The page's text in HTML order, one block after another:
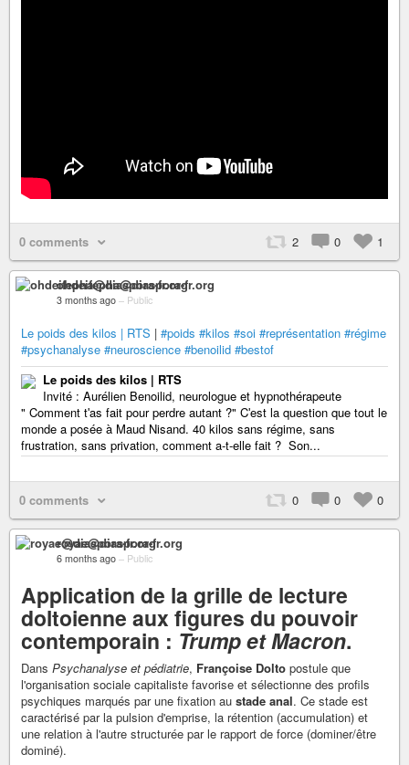
0 comments 2 0 1
ohdeifepha@diaspora-fr.org
3 months ago – Public
Le poids des kilos | RTS | #poids #kilos #soi #représentation #régime
#psychanalyse #neuroscience #benoilid #bestof
Le poids des kilos | RTS
Invité : Aurélien Benoilid, neurologue et hypnothérapeute
" Comment tʹas fait pour perdre autant ?" Cʹest la question que tout le
monde a posée à Maud Nisand. 40 kilos sans régime, sans
frustration, sans privation, comment a-t-elle fait ? Son...
0 comments 0 0 0
royae@diaspora-fr.org
6 months ago – Public
Application de la grille de lecture
doltoienne aux figures du pouvoir
contemporain : Trump et Macron.
Dans Psychanalyse et pédiatrie, Françoise Dolto postule que
l'organisation sociale capitaliste favorise et sélectionne des profils
psychiques marqués par une fixation au stade anal. Ce stade est
caractérisé par la pulsion d'emprise, la rétention (accumulation) et
une relation à l'autre structurée par le rapport de force (dominer/être
dominé).